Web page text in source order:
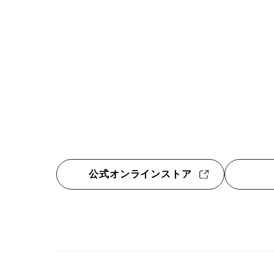
公式オンラインストア